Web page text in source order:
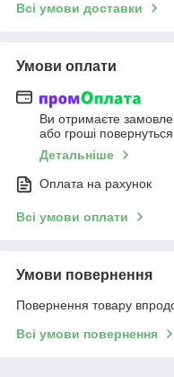
Всі умови доставки
Умови оплати
Ви отримаєте
або гроші
Детальніше
Оплата на рахунок
Всі умови оплати
Умови повернення
Повернення товару
Всі умови повернення